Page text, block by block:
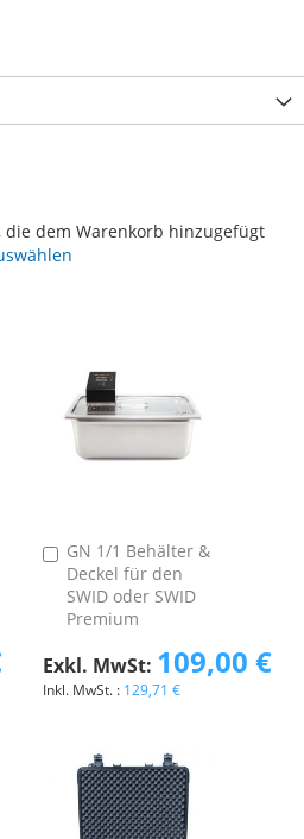
die dem Warenkorb hinzugefügt
GN 1/1 Behälter &
Deckel für den
SWID oder SWID
Premium
129,71 €
109,00 €
In
den
Warenkorb